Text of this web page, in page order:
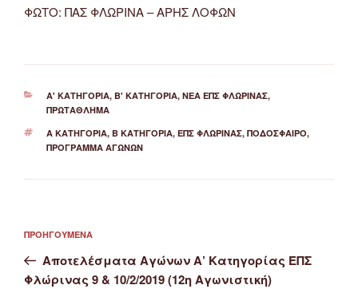
ΦΩΤΟ: ΠΑΣ ΦΛΩΡΙΝΑ – ΑΡΗΣ ΛΟΦΩΝ
ΚΑΤΗΓΟΡΊΕΣ
Α' ΚΑΤΗΓΟΡΊΑ, Β' ΚΑΤΗΓΟΡΊΑ, ΝΈΑ ΕΠΣ ΦΛΏΡΙΝΑΣ,
ΠΡΩΤΆΘΛΗΜΑ
ΕΤΙΚΈΤΕΣ
Α ΚΑΤΗΓΟΡΊΑ, Β ΚΑΤΗΓΟΡΊΑ, ΕΠΣ ΦΛΏΡΙΝΑΣ, ΠΟΔΌΣΦΑΙΡΟ,
ΠΡΌΓΡΑΜΜΑ ΑΓΏΝΩΝ
άρθρων
Προηγούμενο
άρθρο
ΠΡΟΗΓΟΎΜΕΝΑ
Αποτελέσματα Αγώνων Α’ Κατηγορίας ΕΠΣ
Φλώρινας 9 & 10/2/2019 (12η Αγωνιστική)